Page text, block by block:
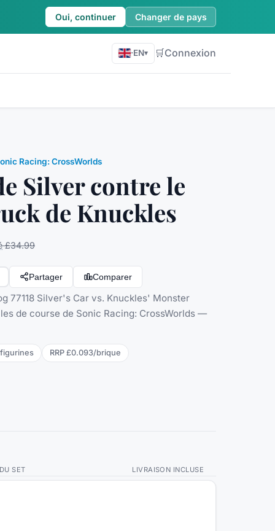
Oui, continuer Changer de pays
·EN▾ 🛒Connexion
Racing: CrossWorlds
Silver contre le
de Knuckles
£34.99
Partager Comparer
77118 Silver's Car vs. Knuckles' Monster
de course de Sonic Racing: CrossWorlds —
s RRP £0.093/brique
SET LIVRAISON INCLUSE